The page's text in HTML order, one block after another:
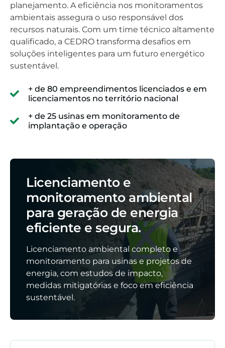
planejamento. A eficiência nos monitoramentos
ambientais assegura o uso responsável dos
recursos naturais. Com um time técnico altamente
qualificado, a CEDRO transforma desafios em
soluções inteligentes para um futuro energético
sustentável.
+ de 80 empreendimentos licenciados e em
licenciamentos no território nacional
+ de 25 usinas em monitoramento de
implantação e operação
Licenciamento e
monitoramento ambiental
para geração de energia
eficiente e segura.
Licenciamento ambiental completo e
monitoramento para usinas e projetos de
energia, com estudos de impacto,
medidas mitigatórias e foco em eficiência
sustentável.